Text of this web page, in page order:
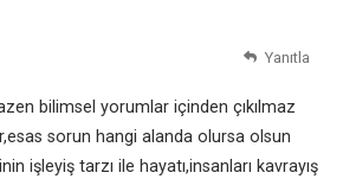
bilimsel yorumlar içinden çıkılmaz
sorun hangi alanda olursa olsun
işleyiş tarzı ile hayatı,insanları kavrayış
Yanıtla